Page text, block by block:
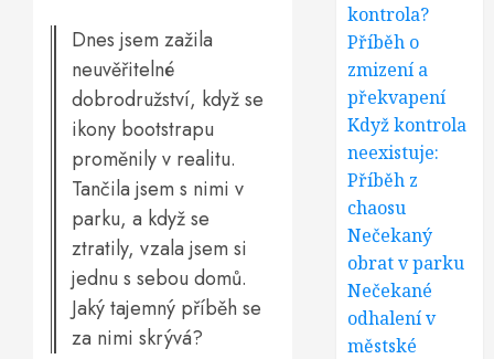
Dnes jsem zažila
neuvěřitelné
dobrodružství, když se
ikony bootstrapu
proměnily v realitu.
Tančila jsem s nimi v
parku, a když se
ztratily, vzala jsem si
jednu s sebou domů.
Jaký tajemný příběh se
za nimi skrývá?
kontrola?
Příběh o
zmizení a
překvapení
Když kontrola
neexistuje:
Příběh z
chaosu
Nečekaný
obrat v parku
Nečekané
odhalení v
městské